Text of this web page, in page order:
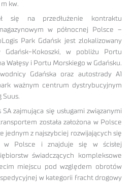
kw.
się na przedłużenie kontraktu
w północnej Polsce –
Park Gdańsk jest zlokalizowany
Gdańsk-Kokoszki, w pobliżu Portu
Wałęsy i Portu Morskiego w Gdańsku.
Gdańska oraz autostrady A1
ważnym centrum dystrybucyjnym
Suus.
zajmująca się usługami związanymi
została założona w Polsce
jednym z najszybciej rozwijających się
w Polsce i znajduje się w ścisłej
świadczących kompleksowe
miejscu pod względem obrotów
w kategorii fracht drogowy